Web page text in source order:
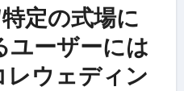
定の式場に
ユーザーには
レウェディン